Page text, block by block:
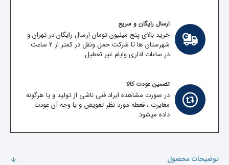
ارسال رایگان و سریع
خرید بالای پنج میلیون تومان ارسال رایگان در تهران و
شهرستان ها تا شرکت حمل ونقل در کمتر از 2 ساعت
در ساعات اداری وایام غیر تعطیل
تضمین عودت کالا
در صورت مشاهده ایراد فنی ناشی از تولید و یا هرگونه
مغایرت ، قعطه مورد نظر تعویض و یا وجه آن عودت
داده میشود
توضیحات محصول